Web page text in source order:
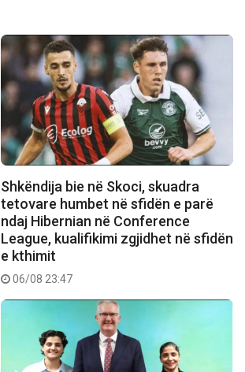
Shkëndija bie në Skoci, skuadra
tetovare humbet në sfidën e parë
ndaj Hibernian në Conference
League, kualifikimi zgjidhet në sfidën
e kthimit
06/08 23:47